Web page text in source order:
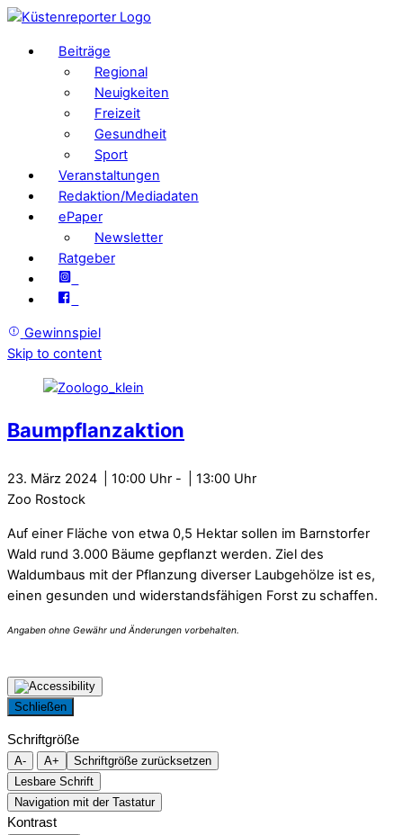
Beiträge
Regional
Neuigkeiten
Freizeit
Gesundheit
Sport
Veranstaltungen
Redaktion/Mediadaten
ePaper
Newsletter
Ratgeber
Gewinnspiel
Skip to content
Baumpflanzaktion
23. März 2024 10:00 -
13:00
Zoo Rostock
Auf einer Fläche von etwa 0,5 Hektar sollen im Barnstorfer
Wald rund 3.000 Bäume gepflanzt werden. Ziel des
Waldumbaus mit der Pflanzung diverser Laubgehölze ist es,
einen gesunden und widerstandsfähigen Forst zu schaffen.
Schließen
Schriftgröße
A- A+
Schriftgröße zurücksetzen
Lesbare Schrift
Navigation mit der Tastatur
Kontrast